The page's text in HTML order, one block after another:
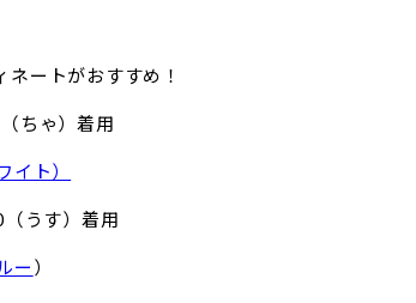
ートがおすすめ！
ちゃ）着用
イト）
うす）着用
ー ）